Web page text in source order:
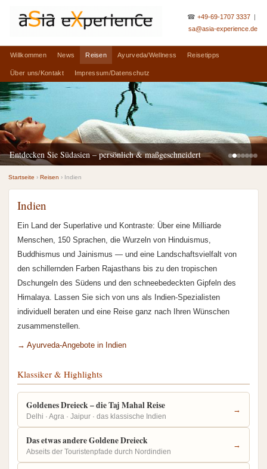
☎ +49-69-1707 3337 |
sa@asia-experience.de
Willkommen News Reisen Ayurveda/Wellness Reisetipps
Über uns/Kontakt Impressum/Datenschutz
Entdecken Sie Südasien – persönlich & maßgeschneidert
Startseite › Reisen › Indien
Indien
Ein Land der Superlative und Kontraste: Über eine Milliarde
Menschen, 150 Sprachen, die Wurzeln von Hinduismus,
Buddhismus und Jainismus — und eine Landschaftsvielfalt von
den schillernden Farben Rajasthans bis zu den tropischen
Dschungeln des Südens und den schneebedeckten Gipfeln des
Himalaya. Lassen Sie sich von uns als Indien-Spezialisten
individuell beraten und eine Reise ganz nach Ihren Wünschen
zusammenstellen.
→ Ayurveda-Angebote in Indien
Klassiker & Highlights
Goldenes Dreieck – die Taj Mahal Reise
Delhi · Agra · Jaipur · das klassische Indien
→
Das etwas andere Goldene Dreieck
Abseits der Touristenpfade durch Nordindien
→